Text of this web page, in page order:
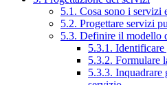
5.1. Cosa sono i servizi
5.2. Progettare servizi
5.3. Definire il modello
5.3.1.
5.3.2. Formulare
5.3.3.